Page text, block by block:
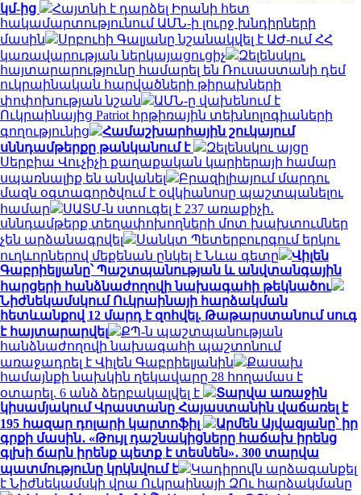
կմ-ից
Հայտնի է դարձել Իրանի հետ
հակամարտությունում ԱՄՆ-ի լուրջ խնդիրների
մասին
Սրբուհի Գալյանը նշանակվել է ԱԺ-ում ՀՀ
կառավարության ներկայացուցիչ
Զելենսկու
հայտարարությունը համարել են Ռուսաստանի դեմ
ուկրաինական հարվածների թիրախների
փոփոխության նշան
ԱՄՆ-ը վախենում է
Ուկրաինայից Patriot հրթիռային տեխնոլոգիաների
գողությունից
Համաշխարհային շուկայում
սննդամթերքը թանկանում է
Զելենսկու այցը
Սերբիա Վուչիչի քաղաքական կարիերայի համար
սպառնալիք են անվանել
Բրազիլիայում մարդու
մազն օգտագործվում է օվկիանոսը պաշտպանելու
համար
ՍԱՏՄ-ն ստուգել է 237 առաքիչի․
սննդամթերք տեղափոխողների մոտ խախտումներ
չեն արձանագրվել
Սանկտ Պետերբուրգում երկու
ուղևորներով մեքենան ընկել է Նևա գետը
Վիլեն
Գաբրիելյանը՝ Պաշտպանության և անվտանգային
հարցերի հանձնաժողովի նախագահի թեկնածու
Նիժնեկամսկում Ուկրաինայի հարձակման
հետևանքով 12 մարդ է զոհվել. Թաթարստանում սուգ
է հայտարարվել
ՔՊ-ն պաշտպանության
հանձնաժողովի նախագահի պաշտոնում
առաջադրել է Վիլեն Գաբրիելյանին
Քասախ
համայնքի նախկին ղեկավարը 28 հողամաս է
օտարել. 6 անձ ձերբակալվել է
Տարվա առաջին
կիսամյակում Վրաստանը Հայաստանին վաճառել է
195 հազար դոլարի կարտոֆիլ
Արմեն Այվազյանը՝ իր
գրքի մասին․ «Թույլ դաշնակիցները հաճախ իրենց
գլխի ճարն իրենք պետք է տեսնեն»․ 300 տարվա
պատմությունը կրկնվում է
Կադիրովն արձագանքել
է Նիժնեկամսկի վրա Ուկրաինայի ԶՈւ հարձակմանը